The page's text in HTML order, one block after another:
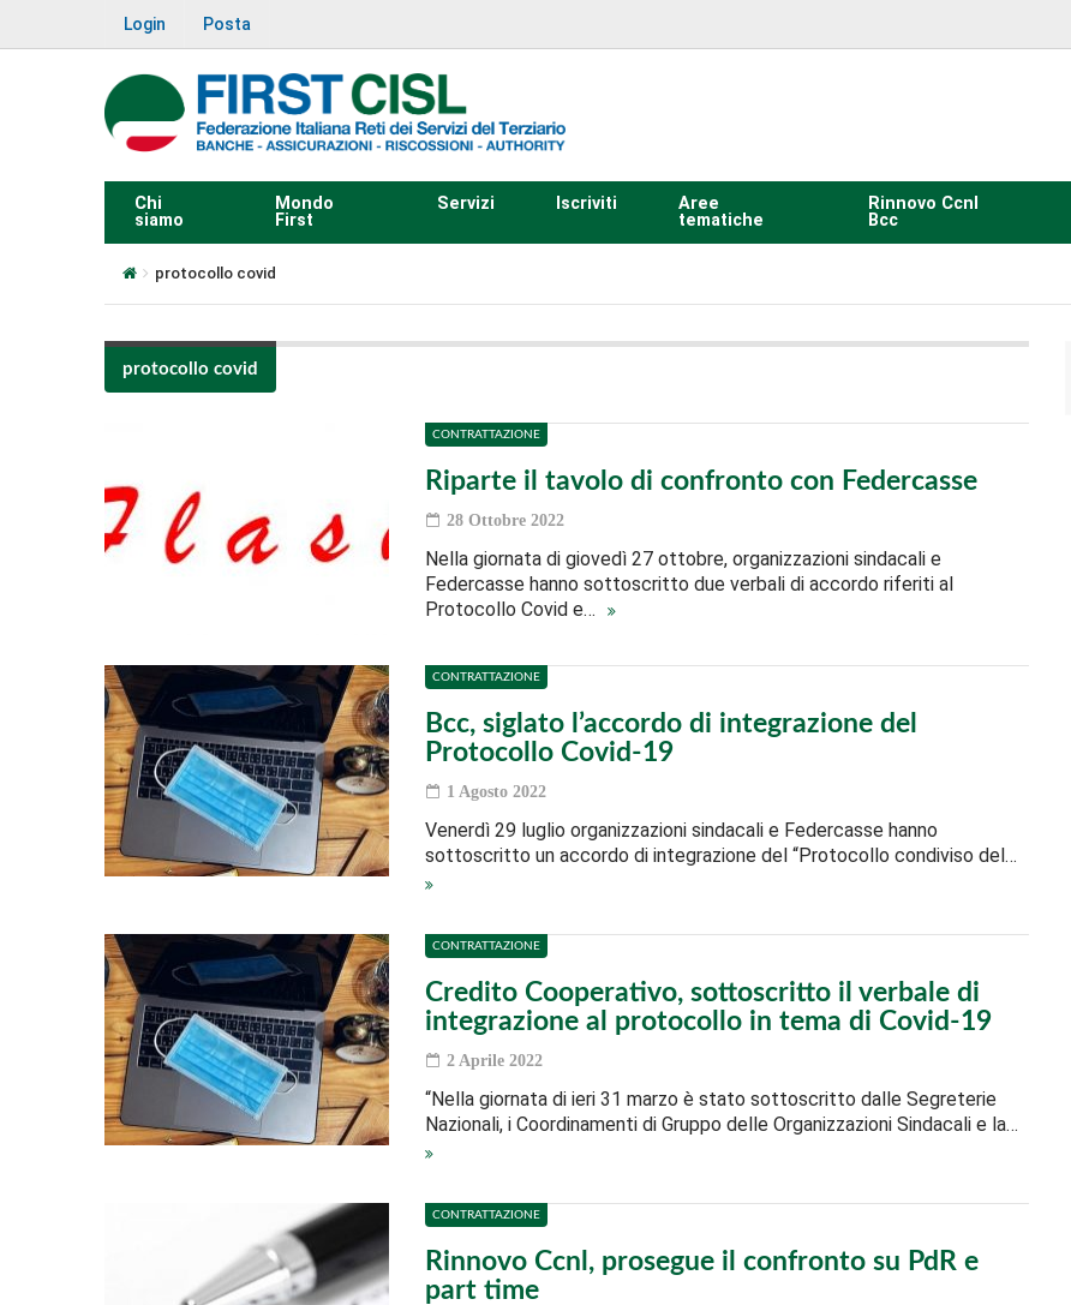
Login Posta
Chi
siamo
Mondo
First
Servizi Iscriviti
Aree
tematiche
Rinnovo Ccnl
Bcc
protocollo covid
protocollo covid
CONTRATTAZIONE
Riparte il tavolo di confronto con Federcasse
28 Ottobre 2022
Nella giornata di giovedì 27 ottobre, organizzazioni sindacali e
Federcasse hanno sottoscritto due verbali di accordo riferiti al
Protocollo Covid e…
CONTRATTAZIONE
Bcc, siglato l’accordo di integrazione del
Protocollo Covid-19
1 Agosto 2022
Venerdì 29 luglio organizzazioni sindacali e Federcasse hanno
sottoscritto un accordo di integrazione del “Protocollo condiviso del…
CONTRATTAZIONE
Credito Cooperativo, sottoscritto il verbale di
integrazione al protocollo in tema di Covid-19
2 Aprile 2022
“Nella giornata di ieri 31 marzo è stato sottoscritto dalle Segreterie
Nazionali, i Coordinamenti di Gruppo delle Organizzazioni Sindacali e la…
CONTRATTAZIONE
Rinnovo Ccnl, prosegue il confronto su PdR e
part time